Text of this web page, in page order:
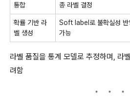
통합
종 라벨 결정
확률 기반 라
벨 생성
Soft label로 불확실성 반
가능
라벨 품질을 통계 모델로 추정하며, 라
려함